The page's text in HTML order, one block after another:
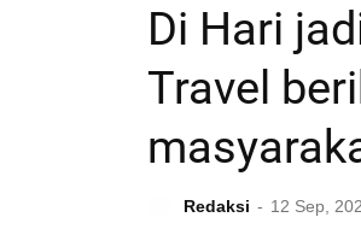
Di Hari
Travel
Redaksi 12 Sep,